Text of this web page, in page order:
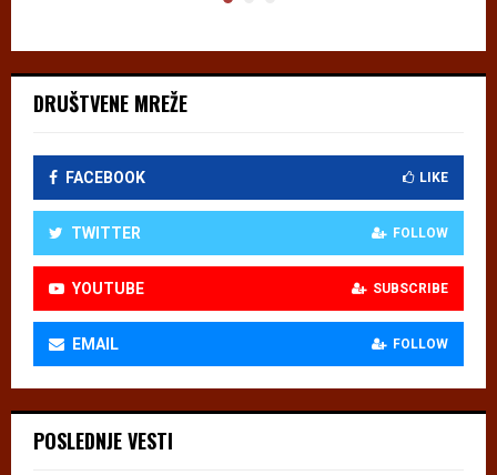
DRUŠTVENE MREŽE
FACEBOOK LIKE
TWITTER FOLLOW
YOUTUBE SUBSCRIBE
EMAIL FOLLOW
POSLEDNJE VESTI